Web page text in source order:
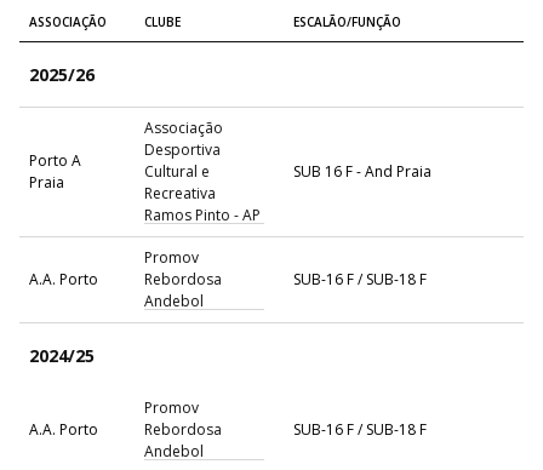
ASSOCIAÇÃO CLUBE ESCALÃO/FUNÇÃO
2025/26
Porto A
Praia
Associação
Desportiva
Cultural e
Recreativa
Ramos Pinto - AP
SUB 16 F - And Praia
A.A. Porto
Promov
Rebordosa
Andebol
SUB-16 F / SUB-18 F
2024/25
A.A. Porto
Promov
Rebordosa
Andebol
SUB-16 F / SUB-18 F